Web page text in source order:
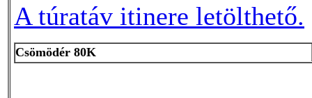
A túratáv itinere letölthető.
Csömödér 80K